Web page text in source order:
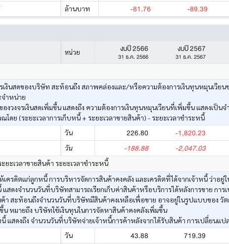
ล้านบาท -81.76 -89.39
หน่วย งบปี 2566
31 ธ.ค. 2566
งบปี 2567
31 ธ.ค. 2567
เงินสดของบริษัท สะท้อนถึง สภาพคล่องและ/หรือความต้องการเงินทุนหมุนเวีย
ำหน่าย
งวงจรเงินสดเพิ่มขึ้น แสดงถึง ความต้องการเงินทุนหมุนเวียนที่เพิ่มขึ้น แสดงเป็น
ณโดย (ระยะเวลาการเก็บหนี้ + ระยะเวลาขายสินค้า) - ระยะเวลาชำระหนี้
วัน 226.80 -1,820.23
วัน -188.88 -2,047.03
ยะเวลาขายสินค้า ระยะเวลาชำระหนี้
เครดิตแก่ลูกหนี้ การบริหารจัดการสินค้าคงคลัง และเครดิตที่ได้จากเจ้าหนี้ ว่าอ
แสดงจำนวนวันที่บริษัทสามารถเรียกเก็บค่าสินค้าหรือบริการได้หลังการขาย การ
ค้า สะท้อนถึงจำนวนวันที่บริษัทมีสินค้าคงเหลือเพื่อขาย อาจอยู่ในรูปแบบของ วั
น หมายถึง บริษัทใช้เงินทุนในการจัดหาสินค้าคงคลังเพิ่มขึ้น
นี้ แสดงถึง จำนวนวันที่บริษัทจ่ายเจ้าหนี้การค้าหลังจากได้รับสินค้า การเปลี่ยนแ
วัน 43.88 719.39